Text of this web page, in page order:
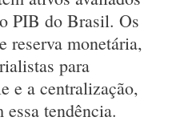
PIB do Brasil. Os
reserva monetária,
para
e a centralização,
essa tendência.